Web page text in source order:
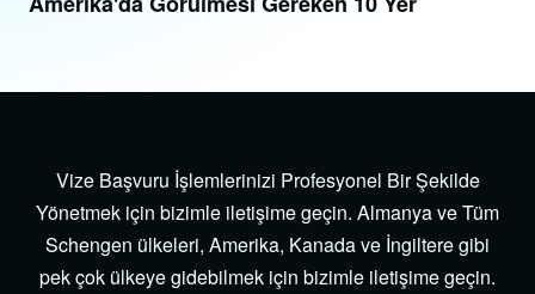
Vize Başvuru İşlemlerinizi Profesyonel Bir Şekilde
Yönetmek için bizimle iletişime geçin. Almanya ve Tüm
Schengen ülkeleri, Amerika, Kanada ve İngiltere gibi
pek çok ülkeye gidebilmek için bizimle iletişime geçin.